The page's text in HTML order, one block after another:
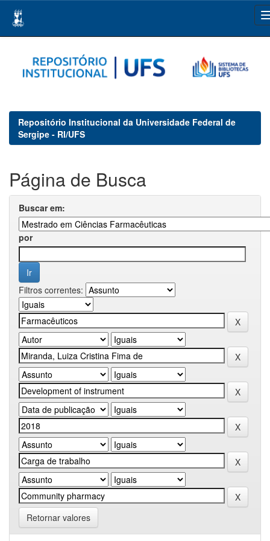
navigation
Repositório Institucional da Universidade Federal de
Sergipe - RI/UFS
Página de Busca
Buscar em:
por
Filtros correntes:
Retornar valores